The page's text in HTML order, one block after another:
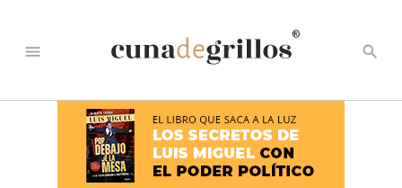
menu
®
search